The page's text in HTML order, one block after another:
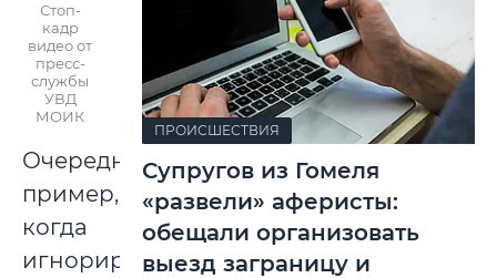
Стоп-
кадр
видео от
пресс-
службы
УВД
МОИК
Очередной
пример,
когда
игнорирование
ПРОИСШЕСТВИЯ
Супругов из Гомеля
«развели» аферисты:
обещали организовать
выезд заграницу и